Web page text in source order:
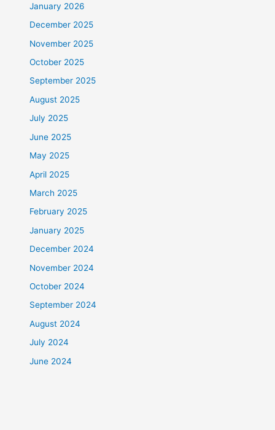
January 2026
December 2025
November 2025
October 2025
September 2025
August 2025
July 2025
June 2025
May 2025
April 2025
March 2025
February 2025
January 2025
December 2024
November 2024
October 2024
September 2024
August 2024
July 2024
June 2024